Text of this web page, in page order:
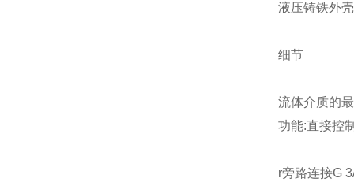
液压铸铁外
细节
流体介质的
功能:直接控
r旁路连接G